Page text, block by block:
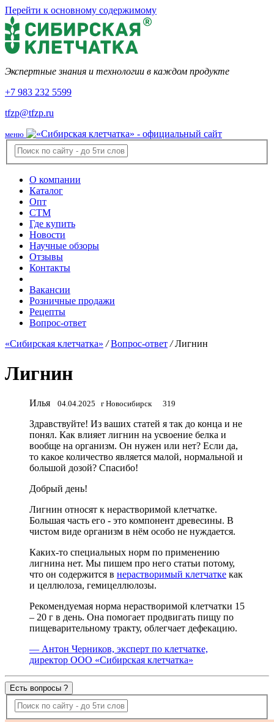
Перейти к основному содержимому
Экспертные знания и технологии в каждом продукте
+7 983 232 5599
tfzp@tfzp.ru
меню
О компании
Каталог
Опт
СТМ
Где купить
Новости
Научные обзоры
Отзывы
Контакты
Вакансии
Розничные продажи
Рецепты
Вопрос-ответ
«Сибирская клетчатка» / Вопрос-ответ / Лигнин
Лигнин
Илья 04.04.2025 г Новосибирск 319
Здравствуйте! Из ваших статей я так до конца и не
понял. Как влияет лигнин на усвоение белка и
вообще на организм. Он нужен или нет? Если да,
то какое количество является малой, нормальной и
большой дозой? Спасибо!
Добрый день!
Лигнин относят к нерастворимой клетчатке.
Большая часть его - это компонент древесины. В
чистом виде организм в нём особо не нуждается.
Каких-то специальных норм по применению
лигнина нет. Мы пишем про него статьи потому,
что он содержится в нерастворимый клетчатке как
и целлюлоза, гемицеллюлозы.
Рекомендуемая норма нерастворимой клетчатки 15
– 20 г в день. Она помогает продвигать пищу по
пищеварительному тракту, облегчает дефекацию.
— Антон Черников, эксперт по клетчатке,
директор ООО «Сибирская клетчатка»
Есть вопросы ?